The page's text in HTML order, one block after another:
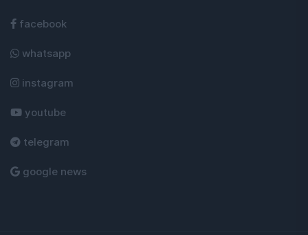
facebook
whatsapp
instagram
youtube
telegram
google news